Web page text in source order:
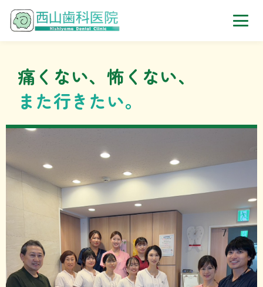
痛くない、怖くない、
また行きたい。